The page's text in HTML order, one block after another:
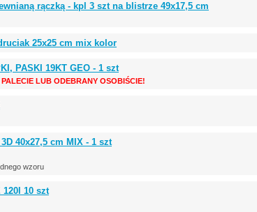
rączką - kpl 3 szt na blistrze 49x17,5 cm
25x25 cm mix kolor
PASKI 19KT GEO - 1 szt
LUB ODEBRANY OSOBIŚCIE!
40x27,5 cm MIX - 1 szt
wzoru
120l 10 szt